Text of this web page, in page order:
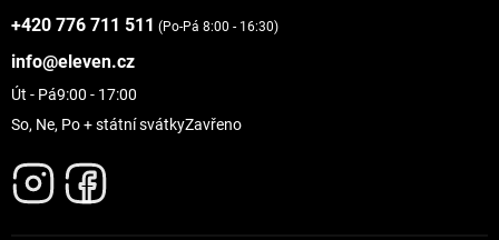
+420 776 711 511 (Po-Pá 8:00 - 16:30)
info@eleven.cz
Út - Pá9:00 - 17:00
So, Ne, Po + státní svátkyZavřeno